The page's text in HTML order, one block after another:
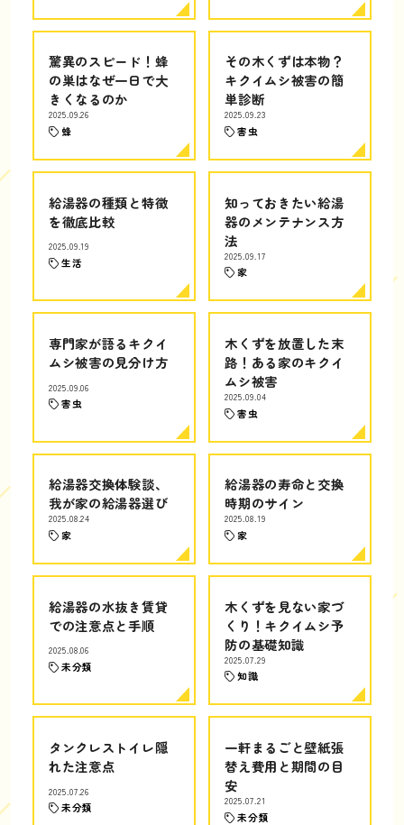
驚異のスピード！蜂
の巣はなぜ一日で大
きくなるのか
2025.09.26
蜂
その木くずは本物？
キクイムシ被害の簡
単診断
2025.09.23
害虫
給湯器の種類と特徴
を徹底比較
2025.09.19
生活
知っておきたい給湯
器のメンテナンス方
法
2025.09.17
家
専門家が語るキクイ
ムシ被害の見分け方
2025.09.06
害虫
木くずを放置した末
路！ある家のキクイ
ムシ被害
2025.09.04
害虫
給湯器交換体験談、
我が家の給湯器選び
2025.08.24
家
給湯器の寿命と交換
時期のサイン
2025.08.19
家
給湯器の水抜き賃貸
での注意点と手順
2025.08.06
未分類
木くずを見ない家づ
くり！キクイムシ予
防の基礎知識
2025.07.29
知識
タンクレストイレ隠
れた注意点
2025.07.26
未分類
一軒まるごと壁紙張
替え費用と期間の目
安
2025.07.21
未分類